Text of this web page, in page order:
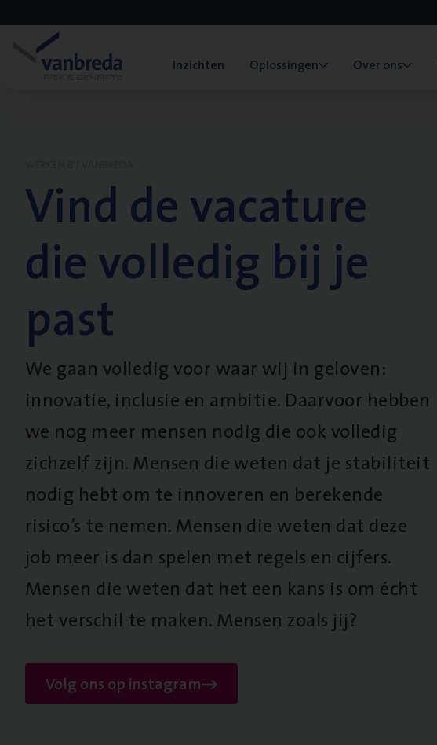
Inzichten Oplossingen Over ons
Vind de vacature
die volledig bij je
past
We gaan volledig voor waar wij in geloven:
innovatie, inclusie en ambitie. Daarvoor hebben
we nog meer mensen nodig die ook volledig
zichzelf zijn. Mensen die weten dat je stabiliteit
nodig hebt om te innoveren en berekende
risico’s te nemen. Mensen die weten dat deze
job meer is dan spelen met regels en cijfers.
Mensen die weten dat het een kans is om écht
het verschil te maken. Mensen zoals jij?
Volg ons op instagram